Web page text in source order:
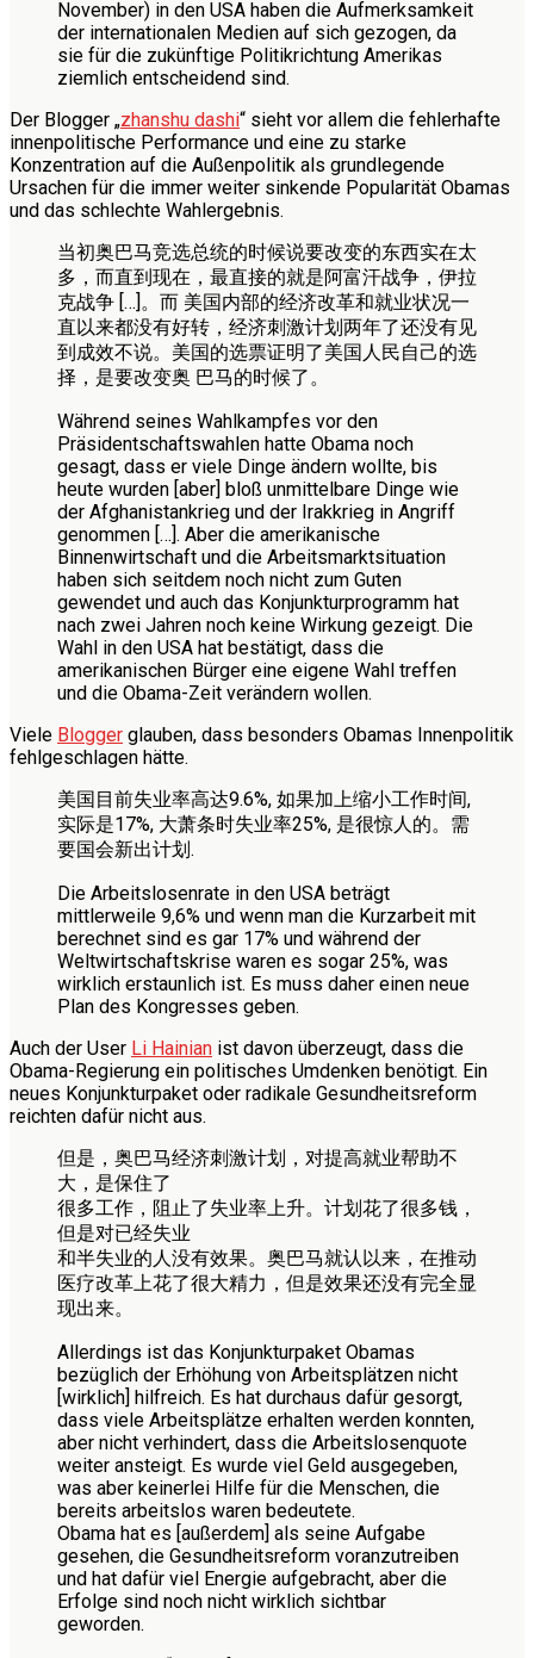
November) in den USA haben die Aufmerksamkeit
der internationalen Medien auf sich gezogen, da
sie für die zukünftige Politikrichtung Amerikas
ziemlich entscheidend sind.
Der Blogger „zhanshu dashi“ sieht vor allem die fehlerhafte
innenpolitische Performance und eine zu starke
Konzentration auf die Außenpolitik als grundlegende
Ursachen für die immer weiter sinkende Popularität Obamas
und das schlechte Wahlergebnis.
当初奥巴马竞选总统的时候说要改变的东西实在太
多，而直到现在，最直接的就是阿富汗战争，伊拉
克战争 […]。而 美国内部的经济改革和就业状况一
直以来都没有好转，经济刺激计划两年了还没有见
到成效不说。美国的选票证明了美国人民自己的选
择，是要改变奥 巴马的时候了。
Während seines Wahlkampfes vor den
Präsidentschaftswahlen hatte Obama noch
gesagt, dass er viele Dinge ändern wollte, bis
heute wurden [aber] bloß unmittelbare Dinge wie
der Afghanistankrieg und der Irakkrieg in Angriff
genommen […]. Aber die amerikanische
Binnenwirtschaft und die Arbeitsmarktsituation
haben sich seitdem noch nicht zum Guten
gewendet und auch das Konjunkturprogramm hat
nach zwei Jahren noch keine Wirkung gezeigt. Die
Wahl in den USA hat bestätigt, dass die
amerikanischen Bürger eine eigene Wahl treffen
und die Obama-Zeit verändern wollen.
Viele Blogger glauben, dass besonders Obamas Innenpolitik
fehlgeschlagen hätte.
美国目前失业率高达9.6%, 如果加上缩小工作时间,
实际是17%, 大萧条时失业率25%, 是很惊人的。需
要国会新出计划.
Die Arbeitslosenrate in den USA beträgt
mittlerweile 9,6% und wenn man die Kurzarbeit mit
berechnet sind es gar 17% und während der
Weltwirtschaftskrise waren es sogar 25%, was
wirklich erstaunlich ist. Es muss daher einen neue
Plan des Kongresses geben.
Auch der User Li Hainian ist davon überzeugt, dass die
Obama-Regierung ein politisches Umdenken benötigt. Ein
neues Konjunkturpaket oder radikale Gesundheitsreform
reichten dafür nicht aus.
但是，奥巴马经济刺激计划，对提高就业帮助不
大，是保住了
很多工作，阻止了失业率上升。计划花了很多钱，
但是对已经失业
和半失业的人没有效果。奥巴马就认以来，在推动
医疗改革上花了很大精力，但是效果还没有完全显
现出来。
Allerdings ist das Konjunkturpaket Obamas
bezüglich der Erhöhung von Arbeitsplätzen nicht
[wirklich] hilfreich. Es hat durchaus dafür gesorgt,
dass viele Arbeitsplätze erhalten werden konnten,
aber nicht verhindert, dass die Arbeitslosenquote
weiter ansteigt. Es wurde viel Geld ausgegeben,
was aber keinerlei Hilfe für die Menschen, die
bereits arbeitslos waren bedeutete.
Obama hat es [außerdem] als seine Aufgabe
gesehen, die Gesundheitsreform voranzutreiben
und hat dafür viel Energie aufgebracht, aber die
Erfolge sind noch nicht wirklich sichtbar
geworden.